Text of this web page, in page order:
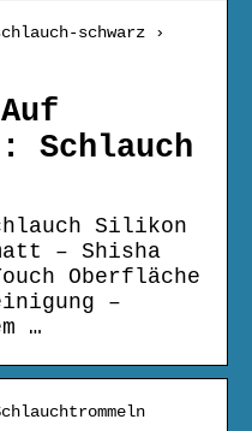
schwarz ›
Schlauch
Silikon
– Shisha
Oberfläche
–
…